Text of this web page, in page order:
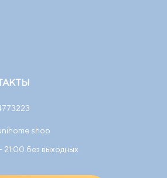
21:00 без выходных